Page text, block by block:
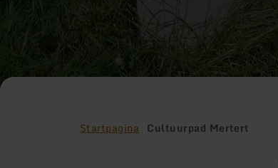
Startpagina Cultuurpad Mertert